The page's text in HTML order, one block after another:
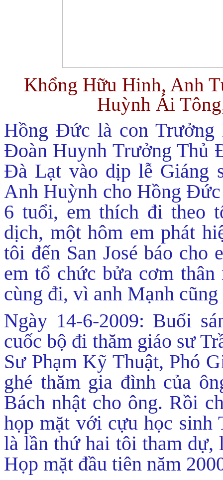
Khổng Hữu Hinh, Anh
Huỳnh Ái
Hồng Đức là con Trưởng
Đoàn Huynh Trưởng Thủ
Đà Lạt vào dịp lễ Giáng
Anh Huỳnh cho Hồng
6 tuổi, em thích đi theo
dịch, một hôm em phát
tôi đến San José báo cho
em tổ chức bửa cơm
cùng đi, vì anh Mạnh
Ngày 14-6-2009: Buổi
cuốc bộ đi thăm giáo sư
Sư Phạm Kỹ Thuật, Phó
ghé thăm gia đình của
Bách nhật cho ông. Rồi
họp mặt với cựu học sinh
là lần thứ hai tôi tham dự,
Họp mặt đầu tiên năm